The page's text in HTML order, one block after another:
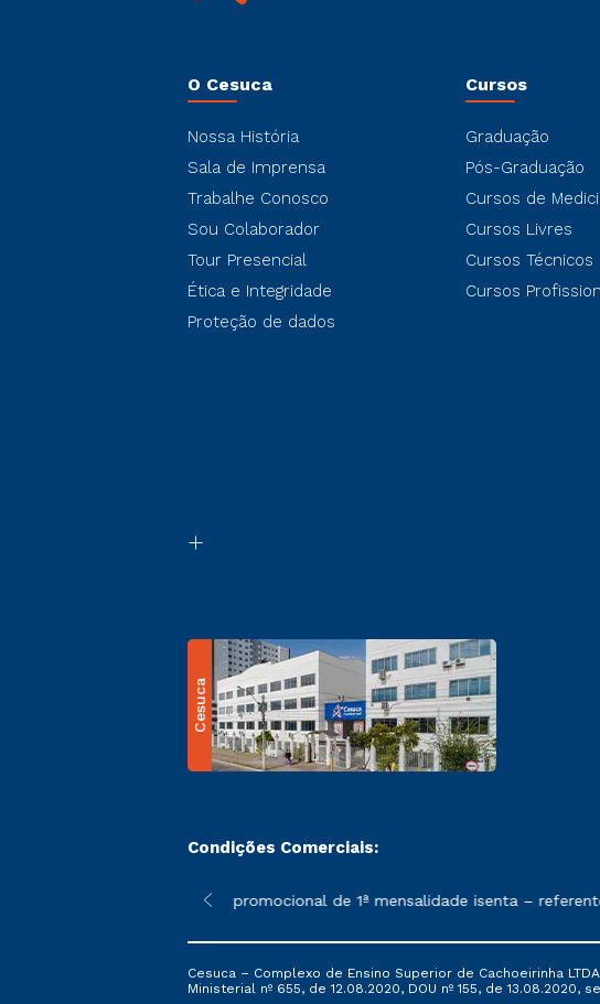
O Cesuca
Nossa História
Sala de Imprensa
Trabalhe Conosco
Sou Colaborador
Tour Presencial
Ética e Integridade
Proteção de dados
Cursos
Graduação
Pós-Graduação
Cursos de
Cursos Livres
Cursos Técnicos
Cursos
Cesuca
Condições Comerciais:
sofrer alterações nos períodos de rematrícula conforme exposto no
*A condição promocional de 1ª mensalidade isenta – referente
Cesuca – Complexo de Ensino Superior de Cachoeirinha
Ministerial nº 655, de 12.08.2020, DOU nº 155, de 13.08.2020,